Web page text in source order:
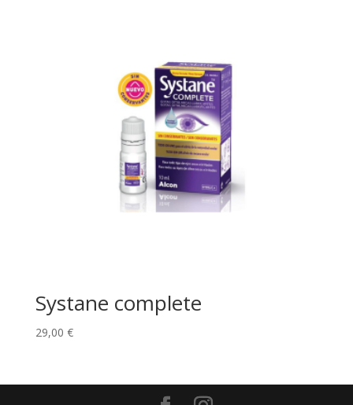
Systane complete
29,00 €